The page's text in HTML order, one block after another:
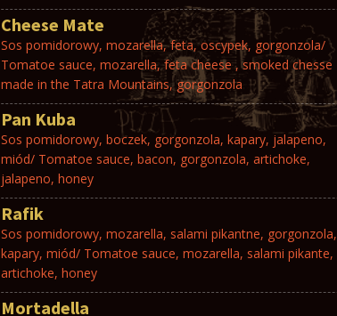
Cheese Mate
Sos pomidorowy, mozarella, feta, oscypek, gorgonzola/
Tomatoe sauce, mozarella, feta cheese , smoked chesse
made in the Tatra Mountains, gorgonzola
Pan Kuba
Sos pomidorowy, boczek, gorgonzola, kapary, jalapeno,
miód/ Tomatoe sauce, bacon, gorgonzola, artichoke,
jalapeno, honey
Rafik
Sos pomidorowy, mozarella, salami pikantne, gorgonzola,
kapary, miód/ Tomatoe sauce, mozarella, salami pikante,
artichoke, honey
Mortadella